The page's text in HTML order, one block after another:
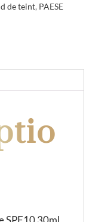
r
v
:
de teint, PAESE